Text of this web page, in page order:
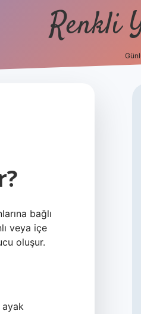
Renkli
bağlı
veya içe
oluşur.
ayak